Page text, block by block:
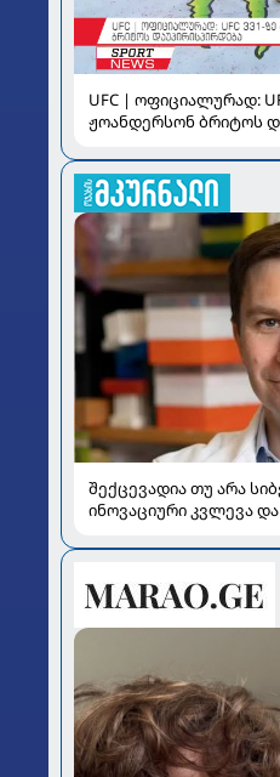
UFC | ოფიციალურად:
ჟოანდერსონ ბრიტოს
შექცევადია თუ არა
ინოვაციური კვლევა და